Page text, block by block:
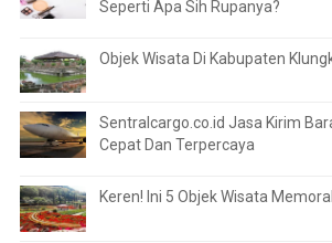
Seperti Apa Sih Rupanya?
Objek Wisata Di Kabupaten
Sentralcargo.co.id Jasa Kirim
Cepat Dan Terpercaya
Keren! Ini 5 Objek Wisata